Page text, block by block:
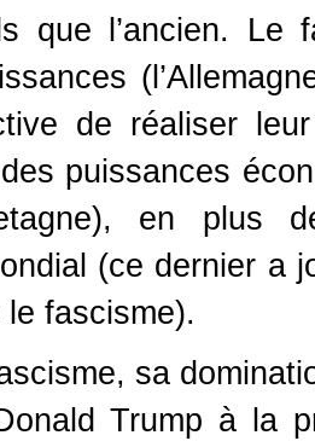
que l’ancien. Le
de réaliser
puissances
en plus
(ce dernier a
fascisme).
sa
Trump à la